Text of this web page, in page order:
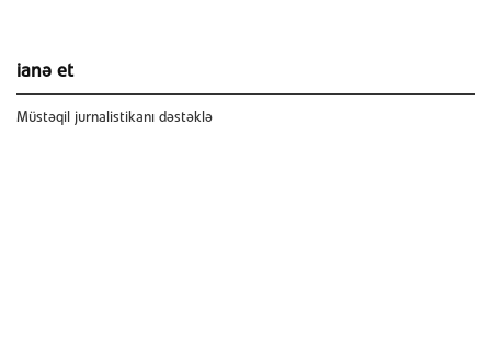
ianə et
Müstəqil jurnalistikanı dəstəklə